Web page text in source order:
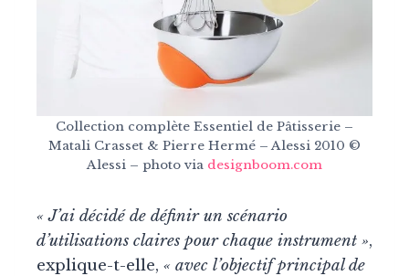
Collection complète Essentiel de Pâtisserie –
Matali Crasset & Pierre Hermé – Alessi 2010 ©
Alessi – photo via designboom.com
« J’ai décidé de définir un scénario
d’utilisations claires pour chaque instrument »,
explique-t-elle, « avec l’objectif principal de